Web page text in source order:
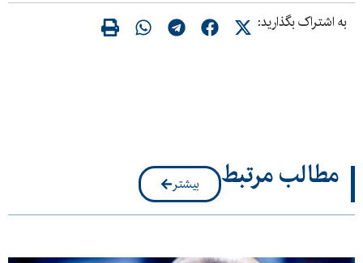
به اشتراک بگذارید:
مطالب مرتبط بیشتر